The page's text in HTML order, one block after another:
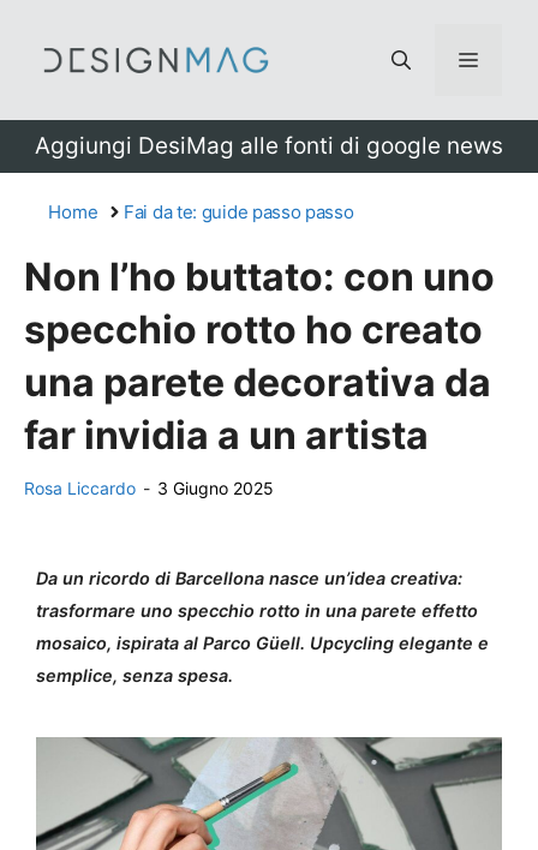
Menu
Aggiungi DesiMag alle fonti di google news
Home Fai da te: guide passo passo
Non l’ho buttato: con uno
specchio rotto ho creato
una parete decorativa da
far invidia a un artista
Rosa Liccardo - 3 Giugno 2025
Da un ricordo di Barcellona nasce un’idea creativa:
trasformare uno specchio rotto in una parete effetto
mosaico, ispirata al Parco Güell. Upcycling elegante e
semplice, senza spesa.